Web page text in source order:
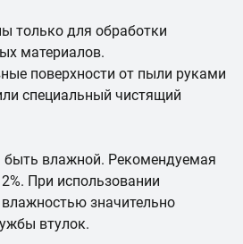
только для обработки
материалов.
поверхности от пыли руками
специальный чистящий
быть влажной. Рекомендуемая
При использовании
значительно
втулок.